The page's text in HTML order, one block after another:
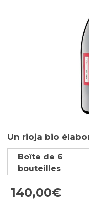
to
the
beginning
of
the
images
Un rioja bio
Boîte de 6
bouteilles
140,00€